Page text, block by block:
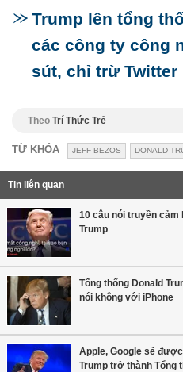
Trump lên tổng
các công ty công
sút, chỉ trừ Twitter
Theo Trí Thức Trẻ
TỪ KHÓA JEFF BEZOS DONALD
Tin liên quan
10 câu nói truyền cảm
Trump
Tổng thống Donald
nói không với iPhone
Apple, Google sẽ
Trump trở thành Tổng